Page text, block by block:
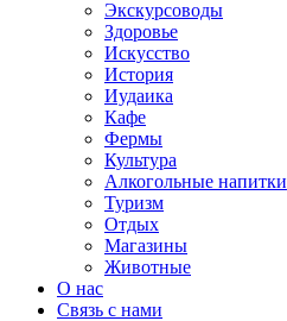
Экскурсоводы
Здоровье
Искусство
История
Иудаика
Кафе
Фермы
Культура
Алкогольные напитки
Туризм
Отдых
Магазины
Животные
О нас
Связь с нами